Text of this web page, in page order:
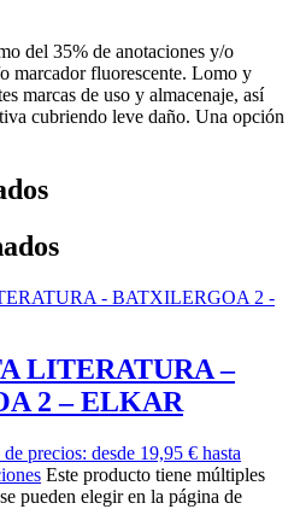
del 35% de anotaciones y/o
marcador fluorescente. Lomo y
marcas de uso y almacenaje, así
cubriendo leve daño. Una opción
LITERATURA –
2 – ELKAR
precios: desde 19,95 € hasta
Este producto tiene múltiples
pueden elegir en la página de